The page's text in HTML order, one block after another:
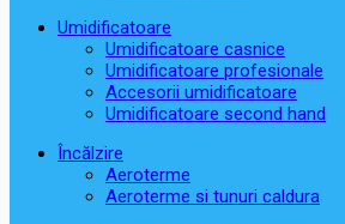
Umidificatoare
Umidificatoare casnice
Umidificatoare profesionale
Accesorii umidificatoare
Umidificatoare second hand
Încălzire
Aeroterme
Aeroterme si tunuri caldura